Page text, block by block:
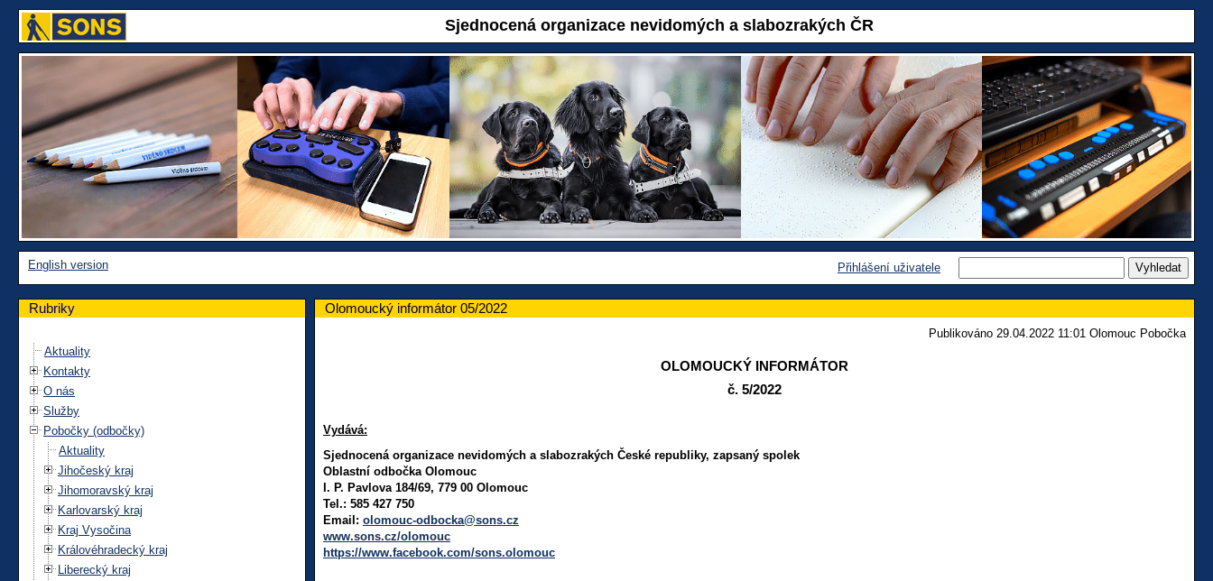
Sjednocená organizace nevidomých a slabozrakých ČR
English version Přihlášení uživatele
Rubriky
Aktuality
Kontakty
O nás
Služby
Pobočky (odbočky)
Aktuality
Jihočeský kraj
Jihomoravský kraj
Karlovarský kraj
Kraj Vysočina
Královéhradecký kraj
Liberecký kraj
Olomoucký informátor 05/2022
Publikováno 29.04.2022 11:01 Olomouc Pobočka
OLOMOUCKÝ INFORMÁTOR
č. 5/2022
Vydává:
Sjednocená organizace nevidomých a slabozrakých České republiky, zapsaný spolek
Oblastní odbočka Olomouc
I. P. Pavlova 184/69, 779 00 Olomouc
Tel.: 585 427 750
Email: olomouc-odbocka@sons.cz
www.sons.cz/olomouc
https://www.facebook.com/sons.olomouc